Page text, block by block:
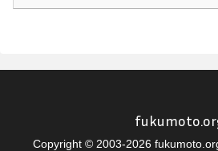
Copyright © 2003-2026